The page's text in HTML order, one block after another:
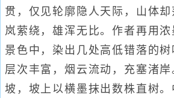
贯，仅见轮廓隐人天际，山体
岚萦绕，雄浑无比。作者再用
景色中，染出几处高低错落的树
层次丰富，烟云流动，充塞渚
坡，坡上以横墨抹出数株直树。